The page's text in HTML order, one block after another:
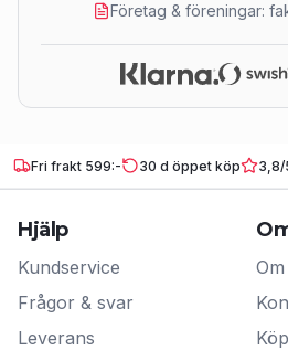
Företag & föreningar:
Fri frakt 599:- 30 d öppet köp 3,8/
Hjälp
Kundservice
Frågor & svar
Leverans